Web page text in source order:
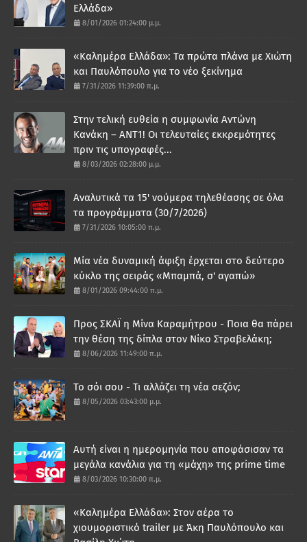
Ελλάδα»
8/01/2026 01:24:00 μ.μ.
«Καλημέρα Ελλάδα»: Τα πρώτα πλάνα με Χιώτη
και Παυλόπουλο για το νέο ξεκίνημα
7/31/2026 11:39:00 π.μ.
Στην τελική ευθεία η συμφωνία Αντώνη
Κανάκη – ΑΝΤ1! Οι τελευταίες εκκρεμότητες
πριν τις υπογραφές...
8/03/2026 02:28:00 μ.μ.
Αναλυτικά τα 15' νούμερα τηλεθέασης σε όλα
τα προγράμματα (30/7/2026)
7/31/2026 10:05:00 π.μ.
Μία νέα δυναμική άφιξη έρχεται στο δεύτερο
κύκλο της σειράς «Μπαμπά, σ' αγαπώ»
8/01/2026 09:44:00 π.μ.
Προς ΣΚΑΪ η Μίνα Καραμήτρου - Ποια θα πάρει
την θέση της δίπλα στον Νίκο Στραβελάκη;
8/06/2026 11:49:00 π.μ.
Το σόι σου - Τι αλλάζει τη νέα σεζόν;
8/05/2026 03:43:00 μ.μ.
Αυτή είναι η ημερομηνία που αποφάσισαν τα
μεγάλα κανάλια για τη «μάχη» της prime time
8/03/2026 10:30:00 π.μ.
«Καλημέρα Ελλάδα»: Στον αέρα το
χιουμοριστικό trailer με Άκη Παυλόπουλο και